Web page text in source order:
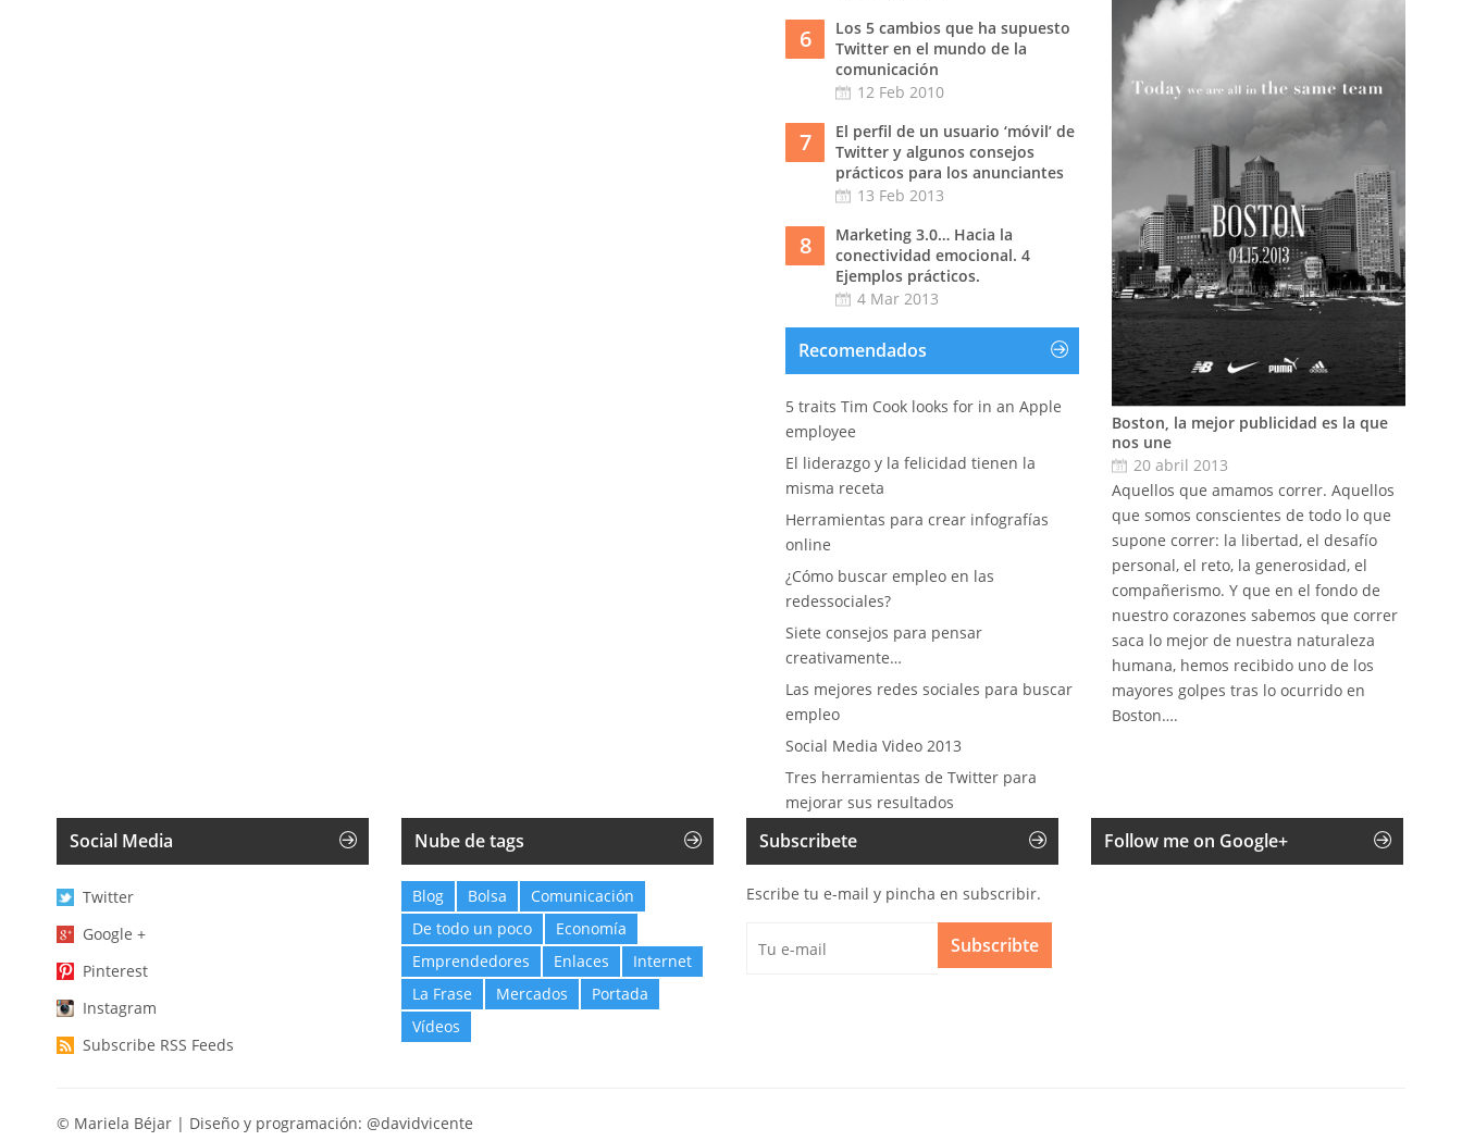
6
Los 5 cambios que ha supuesto
Twitter en el mundo de la
comunicación
12 Feb 2010
7
El perfil de un usuario ‘móvil’ de
Twitter y algunos consejos
prácticos para los anunciantes
13 Feb 2013
8
Marketing 3.0… Hacia la
conectividad emocional. 4
Ejemplos prácticos.
4 Mar 2013
Recomendados
5 traits Tim Cook looks for in an Apple
employee
El liderazgo y la felicidad tienen la
misma receta
Herramientas para crear infografías
online
¿Cómo buscar empleo en las
redessociales?
Siete consejos para pensar
creativamente…
Las mejores redes sociales para buscar
empleo
Social Media Video 2013
Tres herramientas de Twitter para
mejorar sus resultados
Boston, la mejor publicidad es la que
nos une
20 abril 2013
Aquellos que amamos correr. Aquellos
que somos conscientes de todo lo que
supone correr: la libertad, el desafío
personal, el reto, la generosidad, el
compañerismo. Y que en el fondo de
nuestro corazones sabemos que correr
saca lo mejor de nuestra naturaleza
humana, hemos recibido uno de los
mayores golpes tras lo ocurrido en
Boston….
Social Media
Twitter
Google +
Pinterest
Instagram
Subscribe RSS Feeds
Nube de tags
Blog Bolsa
Comunicación
De todo un poco
Economía
Emprendedores
Enlaces
Internet
La Frase
Mercados
Portada
Vídeos
Subscribete
Escribe tu e-mail y pincha en subscribir.
Subscribte
Follow me on Google+
© Mariela Béjar | Diseño y programación: @davidvicente